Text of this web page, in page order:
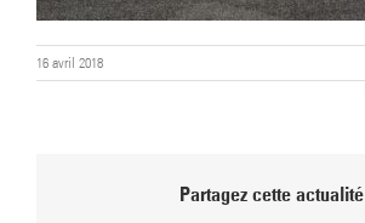
16 avril 2018
Partagez cette actualité